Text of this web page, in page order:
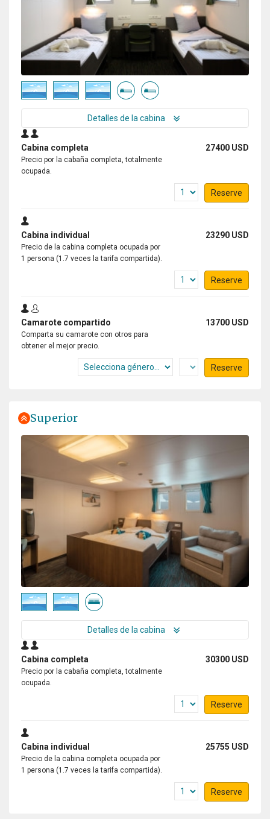
Detalles de la cabina
Cabina completa 27400 USD
Precio por la cabaña completa, totalmente
ocupada.
Reserve
Cabina individual 23290 USD
Precio de la cabina completa ocupada por
1 persona (1.7 veces la tarifa compartida).
Reserve
Camarote compartido 13700 USD
Comparta su camarote con otros para
obtener el mejor precio.
Reserve
Superior
Detalles de la cabina
Cabina completa 30300 USD
Precio por la cabaña completa, totalmente
ocupada.
Reserve
Cabina individual 25755 USD
Precio de la cabina completa ocupada por
1 persona (1.7 veces la tarifa compartida).
Reserve